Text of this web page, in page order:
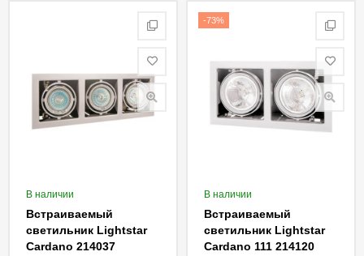
В наличии
Встраиваемый
светильник Lightstar
Cardano 214037
-73%
В наличии
Встраиваемый
светильник Lightstar
Cardano 111 214120